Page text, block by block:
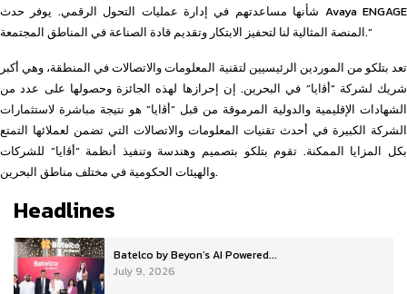
شأنها مساعدتهم في إدارة عمليات التحول الرقمي. يوفر حدث Avaya ENGAGE
المنصة المثالية لنا لتحفيز الابتكار وتقديم قادة الصناعة في المناطق المجتمعة.”
تعد بتلكو من الموردين الرئيسيين لتقنية المعلومات والاتصالات في المنطقة، وهي أكبر
شريك لشركة “أﭬايا” في البحرين. إن إحرازها لهذه الجائزة وحصولها على عدد من
الشهادات الإقليمية والدولية المرموقة من قبل “أﭬايا” هو نتيجة مباشرة لاستثمارات
الشركة الكبيرة في أحدث تقنيات المعلومات والاتصالات التي تضمن لعملائها التمتع
بكل المزايا الممكنة. تقوم بتلكو بتصميم وهندسة وتنفيذ أنظمة “أﭬايا” للشركات
والهيئات الحكومية في مختلف مناطق البحرين.
Headlines
Batelco by Beyon’s AI Powered...
July 9, 2026